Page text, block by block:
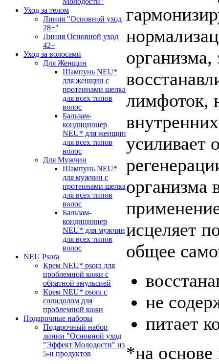
Уход за телом
Линия "Основной уход
28+"
Линия Основной уход
42+
Уход за волосами
Для Женщин
Шампунь NEU*
для женщин с
протеинами шелка
для всех типов
волос
Бальзам-
кондиционер
NEU* для женщин
для всех типов
волос
Для Мужчин
Шампунь NEU*
для мужчин с
протеинами шелка
для всех типов
волос
Бальзам-
кондиционер
NEU* для мужчин
для всех типов
волос
NEU Psora
Крем NEU* psora для
проблемной кожи с
обратной эмульсией
Крем NEU* psora c
солидолом для
проблемной кожи
Подарочные наборы
Подарочный набор
линии "Основной уход
"Эффект Молодости" из
5-и продуктов
лимфоток,
усиливает
организма
исцеляет
общее
не
питает
*на основе